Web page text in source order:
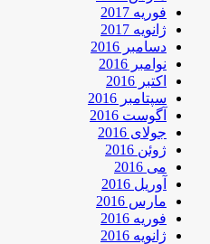
فوریه 2017
ژانویه 2017
دسامبر 2016
نوامبر 2016
اکتبر 2016
سپتامبر 2016
آگوست 2016
جولای 2016
ژوئن 2016
می 2016
آوریل 2016
مارس 2016
فوریه 2016
ژانویه 2016